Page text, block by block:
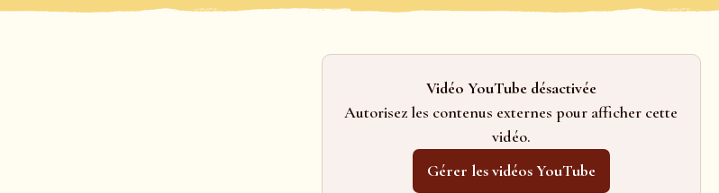
Vidéo YouTube désactivée
Autorisez les contenus externes pour afficher cette
vidéo.
Gérer les vidéos YouTube